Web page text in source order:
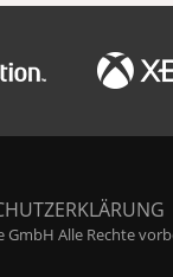
GmbH Alle Rechte